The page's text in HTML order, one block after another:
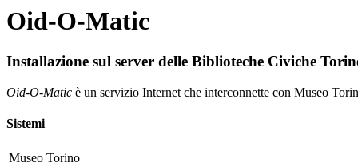
Oid-O-Matic
Installazione sul server delle Biblioteche Civiche
Oid-O-Matic è un servizio Internet che interconnette con Museo
Sistemi
Museo Torino